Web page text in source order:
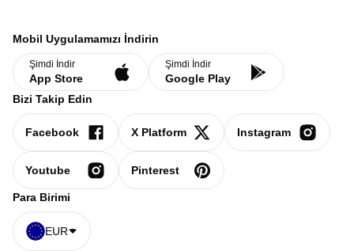
Mobil Uygulamamızı İndirin
Şimdi İndir
App Store
Şimdi İndir
Google Play
Bizi Takip Edin
Facebook X Platform Instagram
Youtube Pinterest
Para Birimi
EUR